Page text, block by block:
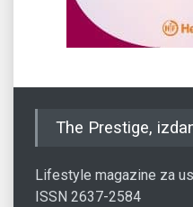
The Prestige,
Lifestyle magazine za
ISSN 2637-2584